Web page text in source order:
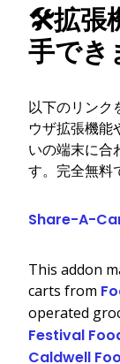
🛠️拡張
手でき
以下のリンク
ウザ拡張機能
いの端末に合
す。完全無料
Share-A-
This addon
carts from
operated
Festival
Caldwell